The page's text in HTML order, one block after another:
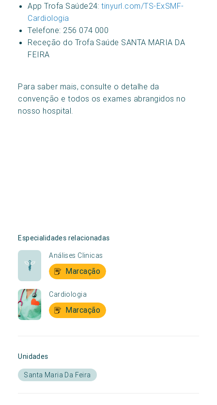
App Trofa Saúde24:tinyurl.com/TS-ExSMF-
Cardiologia
Telefone: 256 074 000
Receção do Trofa Saúde SANTA MARIA DA
FEIRA
Para saber mais, consulte o detalhe da
convenção e todos os exames abrangidos no
nosso hospital.
Especialidades relacionadas
Análises Clinicas
Marcação
Cardiologia
Marcação
Unidades
Santa Maria Da Feira